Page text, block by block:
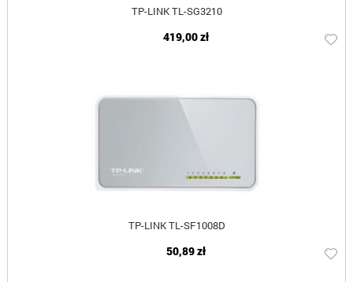
TP-LINK TL-SG3210
419,00 zł
TP-LINK TL-SF1008D
50,89 zł